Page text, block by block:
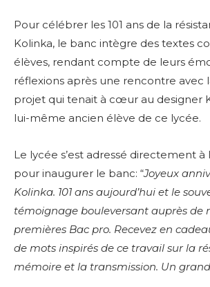
Pour célébrer les 101 ans de la
Kolinka, le banc intègre des textes
élèves, rendant compte de leurs
réflexions après une rencontre avec
projet qui tenait à cœur au designer
lui-même ancien élève de ce lycée.
Le lycée s’est adressé directement à
pour inaugurer le banc: “Joyeux
Kolinka. 101 ans aujourd’hui et le
témoignage bouleversant auprès de
premières Bac pro. Recevez en
de mots inspirés de ce travail sur la
mémoire et la transmission. Un